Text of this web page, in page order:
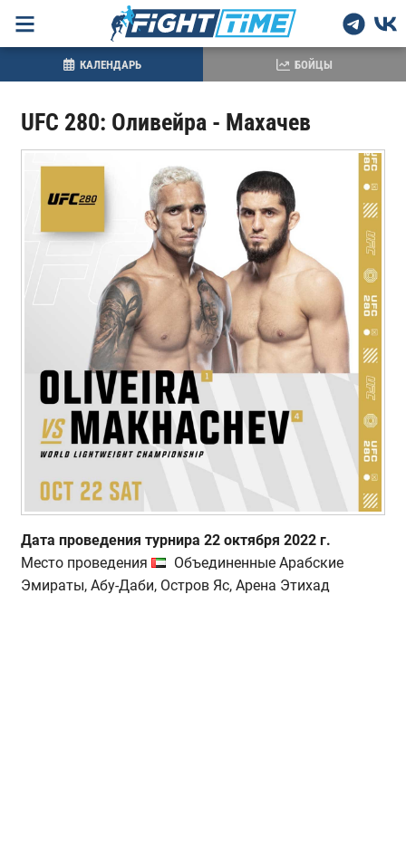
UFC 280: Оливейра - Махачев
Дата проведения турнира 22 октября 2022 г.
Место проведения
Объединенные Арабские
Эмираты, Абу-Даби, Остров Яс, Арена Этихад
КАЛЕНДАРЬ БОЙЦЫ